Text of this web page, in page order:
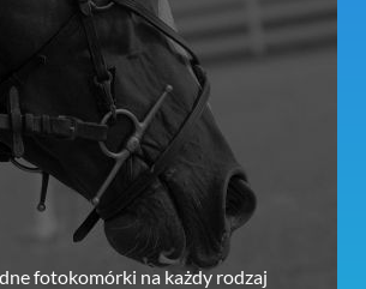
fotokomórki na każdy rodzaj